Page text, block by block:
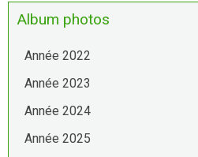
Album photos
Année 2022
Année 2023
Année 2024
Année 2025